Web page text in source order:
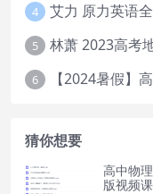
4 艾力 原力英语
5 林萧 2023高考
6 【2024暑假】
猜你想要
高中物
版视频